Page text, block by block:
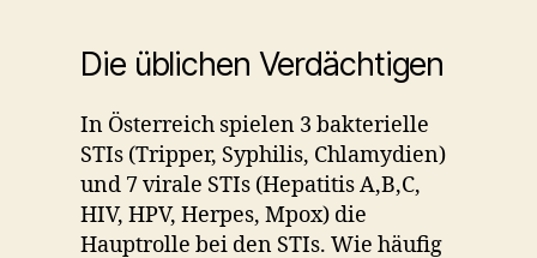
Die üblichen Verdächtigen
In Österreich spielen 3 bakterielle
STIs (Tripper, Syphilis, Chlamydien)
und 7 virale STIs (Hepatitis A,B,C,
HIV, HPV, Herpes, Mpox) die
Hauptrolle bei den STIs. Wie häufig